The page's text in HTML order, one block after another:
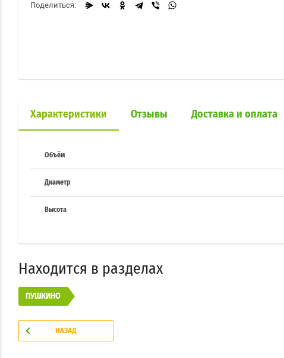
Поделиться:
Характеристики Отзывы Доставка и оплата
Объём
Диаметр
Высота
Находится в разделах
ПУШКИНО
НАЗАД